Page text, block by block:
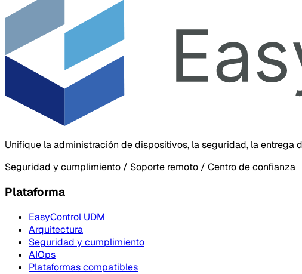
Unifique la administración de dispositivos, la seguridad, la
Seguridad y cumplimiento / Soporte remoto / Centro de confianza
Plataforma
EasyControl UDM
Arquitectura
Seguridad y cumplimiento
AIOps
Plataformas compatibles